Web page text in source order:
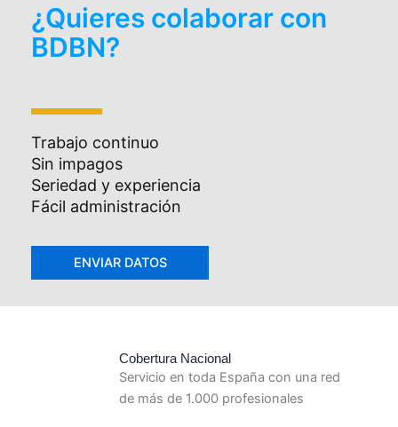
¿Quieres colaborar con
BDBN?
Trabajo continuo
Sin impagos
Seriedad y experiencia
Fácil administración
Cobertura Nacional
Servicio en toda España con una red
de más de 1.000 profesionales